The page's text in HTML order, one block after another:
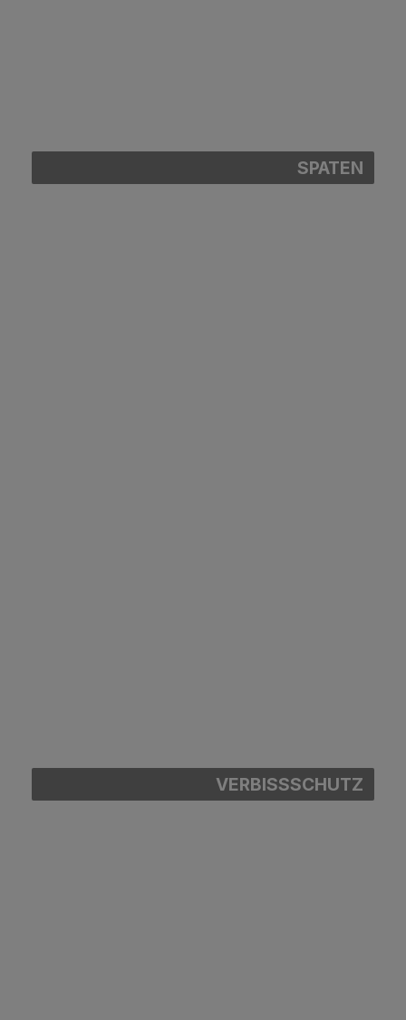
SPATEN
VERBISSSCHUTZ